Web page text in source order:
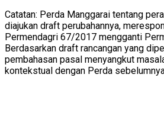
Catatan: Perda Manggarai tentang
diajukan draft perubahannya,
Permendagri 67/2017 mengganti
Berdasarkan draft rancangan yang
pembahasan pasal menyangkut
kontekstual dengan Perda